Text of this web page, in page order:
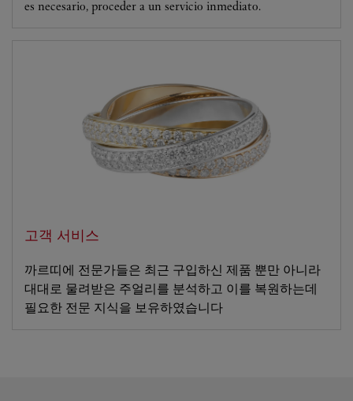
es necesario, proceder a un servicio inmediato.
고객 서비스
까르띠에 전문가들은 최근 구입하신 제품 뿐만 아니라
대대로 물려받은 주얼리를 분석하고 이를 복원하는데
필요한 전문 지식을 보유하였습니다